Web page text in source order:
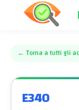
← Torna a tutti gli
E340